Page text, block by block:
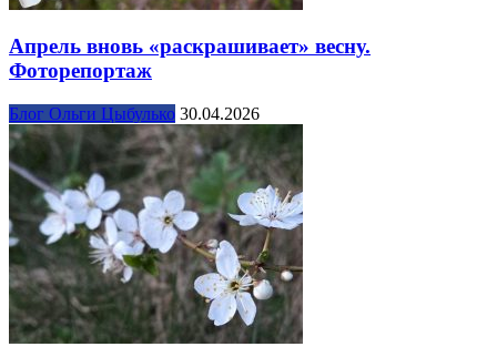
Апрель вновь «раскрашивает» весну.
Фоторепортаж
Блог Ольги Цыбулько 30.04.2026